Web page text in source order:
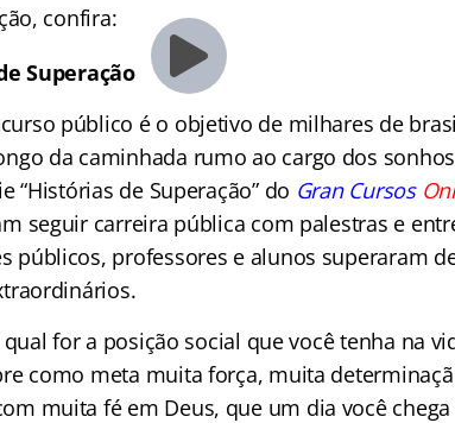
confira:
Superação
público é o objetivo de milhares de
da caminhada rumo ao cargo dos
“Histórias de Superação” do Gran Cursos
seguir carreira pública com palestras e
públicos, professores e alunos superaram
qual for a posição social que você tenha na
como meta muita força, muita
muita fé em Deus, que um dia você chega